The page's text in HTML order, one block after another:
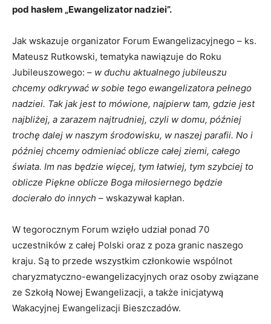
pod hasłem „Ewangelizator nadziei”.
Jak wskazuje organizator Forum Ewangelizacyjnego – ks.
Mateusz Rutkowski, tematyka nawiązuje do Roku
Jubileuszowego: – w duchu aktualnego jubileuszu
chcemy odkrywać w sobie tego ewangelizatora pełnego
nadziei. Tak jak jest to mówione, najpierw tam, gdzie jest
najbliżej, a zarazem najtrudniej, czyli w domu, później
trochę dalej w naszym środowisku, w naszej parafii. No i
później chcemy odmieniać oblicze całej ziemi, całego
świata. Im nas będzie więcej, tym łatwiej, tym szybciej to
oblicze Piękne oblicze Boga miłosiernego będzie
docierało do innych – wskazywał kapłan.
W tegorocznym Forum wzięło udział ponad 70
uczestników z całej Polski oraz z poza granic naszego
kraju. Są to przede wszystkim członkowie wspólnot
charyzmatyczno-ewangelizacyjnych oraz osoby związane
ze Szkołą Nowej Ewangelizacji, a także inicjatywą
Wakacyjnej Ewangelizacji Bieszczadów.